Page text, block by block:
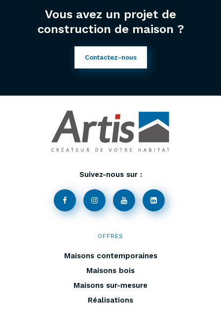
Vous avez un projet de
construction de maison ?
Contactez-nous
Suivez-nous sur :
OFFRES
Maisons contemporaines
Maisons bois
Maisons sur-mesure
Réalisations